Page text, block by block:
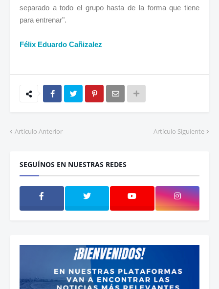
separado a todo el grupo hasta de la forma que tiene
para entrenar".
Félix Eduardo Cañizalez
Artículo Anterior Artículo Siguiente
SEGUÍNOS EN NUESTRAS REDES